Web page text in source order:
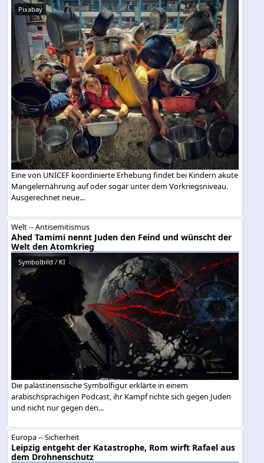
Pixabay
Eine von UNICEF koordinierte Erhebung findet bei Kindern akute
Mangelernährung auf oder sogar unter dem Vorkriegsniveau.
Ausgerechnet neue...
Welt -- Antisemitismus
Ahed Tamimi nennt Juden den Feind und wünscht der
Welt den Atomkrieg
Symbolbild / KI
Die palästinensische Symbolfigur erklärte in einem
arabischsprachigen Podcast, ihr Kampf richte sich gegen Juden
und nicht nur gegen den...
Europa -- Sicherheit
Leipzig entgeht der Katastrophe, Rom wirft Rafael aus
dem Drohnenschutz